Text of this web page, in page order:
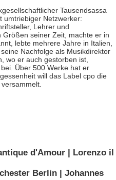
Tausendsassa
umtriebiger Netzwerker:
Lehrer und
seiner Zeit, machte er in
lebte mehrere Jahre in Italien,
Nachfolge als Musikdirektor
wo er auch gestorben ist,
Über 500 Werke hat er
will das Label cpo die
d'Amour | Lorenzo il
Berlin | Johannes